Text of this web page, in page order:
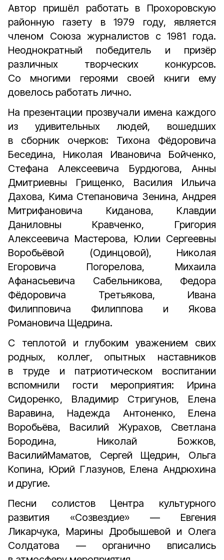
Автор пришёл работать в Прохоровскую
районную газету в 1979 году, является
членом Союза журналистов с 1981 года.
Неоднократный победитель и призёр
различных творческих конкурсов.
Со многими героями своей книги ему
довелось работать лично.
На презентации прозвучали имена каждого
из удивительных людей, вошедших
в сборник очерков: Тихона Фёдоровича
Беседина, Николая Ивановича Бойченко,
Стефана Алексеевича Бурдюгова, Анны
Дмитриевны Грищенко, Василия Ильича
Дахова, Кима Степановича Зенина, Андрея
Митрифановича Киданова, Клавдии
Даниловны Кравченко, Григория
Алексеевича Мастерова, Юлии Сергеевны
Воробьёвой (Одинцовой), Николая
Егоровича Погорелова, Михаила
Афанасьевича Сабельникова, Федора
Фёдоровича Третьякова, Ивана
Филипповича Филиппова и Якова
Романовича Щедрина.
С теплотой и глубоким уважением свих
родных, коллег, опытных наставников
в труде и патриотическом воспитании
вспомнили гости мероприятия: Ирина
Сидоренко, Владимир Стригунов, Елена
Варавина, Надежда Антоненко, Елена
Воробьёва, Василий Журахов, Светлана
Бородина, Николай Божков,
ВасилийМаматов, Сергей Щедрин, Ольга
Копина, Юрий Глазунов, Елена Андрюхина
и другие.
Песни солистов Центра культурного
развития «Созвездие» — Евгения
Ликарчука, Марины Дробышевой и Олега
Солдатова — органично вписались